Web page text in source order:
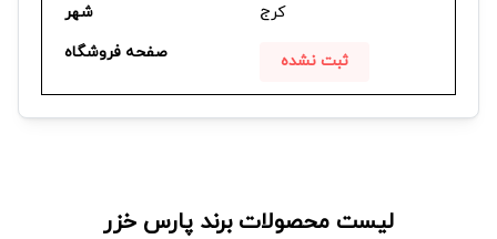
شهر
کرج
صفحه فروشگاه
ثبت نشده
لیست محصولات برند پارس خزر